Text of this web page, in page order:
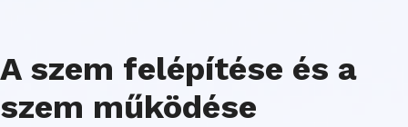
A szem felépítése és a
szem működése